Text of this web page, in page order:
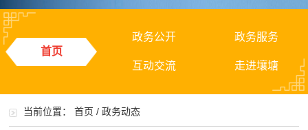
首页
政务公开 政务服务
互动交流 走进壤塘
当前位置：首页 /政务动态